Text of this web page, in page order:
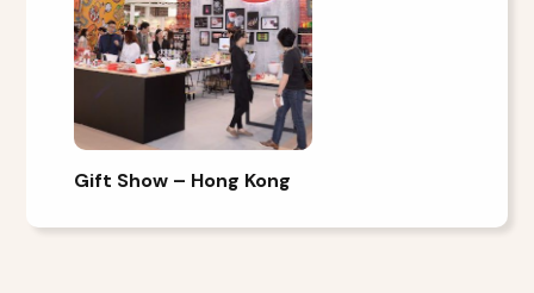
Gift Show – Hong Kong